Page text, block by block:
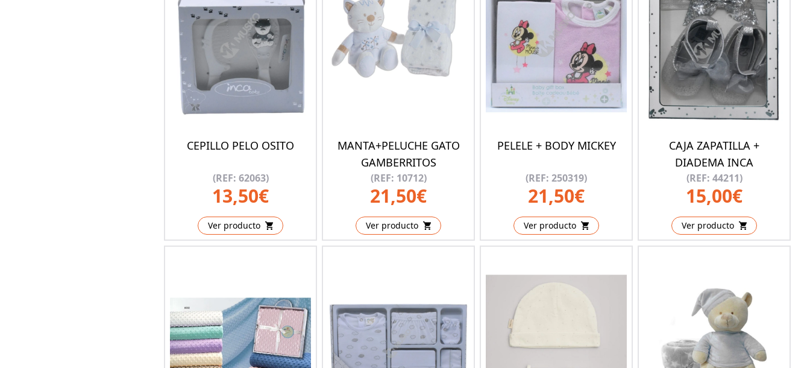
CEPILLO PELO OSITO
(REF: 62063)
13,50€
Ver producto
MANTA+PELUCHE GATO
GAMBERRITOS
(REF: 10712)
21,50€
Ver producto
PELELE + BODY MICKEY
(REF: 250319)
21,50€
Ver producto
CAJA ZAPATILLA +
DIADEMA INCA
(REF: 44211)
15,00€
Ver producto